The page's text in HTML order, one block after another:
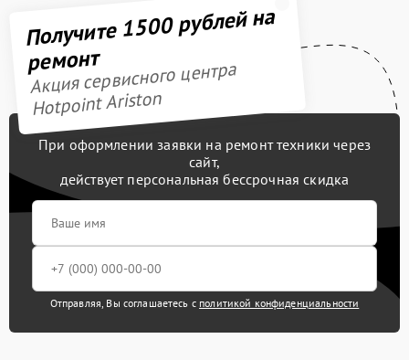
Получите 1500 рублей на
ремонт
Акция сервисного центра
Hotpoint Ariston
При оформлении заявки на ремонт техники через
сайт,
действует персональная бессрочная скидка
Отправляя, Вы соглашаетесь с политикой конфиденциальности